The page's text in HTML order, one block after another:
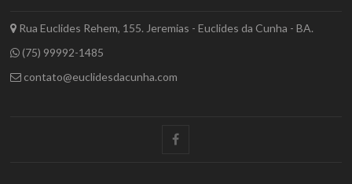
Rua Euclides Rehem, 155. Jeremias - Euclides da Cunha - BA.
(75) 99992-1485
contato@euclidesdacunha.com
facebook